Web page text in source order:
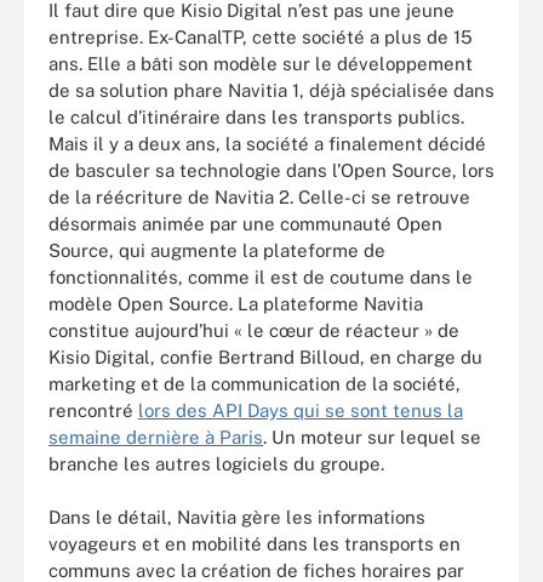
Il faut dire que Kisio Digital n’est pas une jeune
entreprise. Ex-CanalTP, cette société a plus de 15
ans. Elle a bâti son modèle sur le développement
de sa solution phare Navitia 1, déjà spécialisée dans
le calcul d’itinéraire dans les transports publics.
Mais il y a deux ans, la société a finalement décidé
de basculer sa technologie dans l’Open Source, lors
de la réécriture de Navitia 2. Celle-ci se retrouve
désormais animée par une communauté Open
Source, qui augmente la plateforme de
fonctionnalités, comme il est de coutume dans le
modèle Open Source. La plateforme Navitia
constitue aujourd’hui « le cœur de réacteur » de
Kisio Digital, confie Bertrand Billoud, en charge du
marketing et de la communication de la société,
rencontré lors des API Days qui se sont tenus la
semaine dernière à Paris. Un moteur sur lequel se
branche les autres logiciels du groupe.
Dans le détail, Navitia gère les informations
voyageurs et en mobilité dans les transports en
communs avec la création de fiches horaires par